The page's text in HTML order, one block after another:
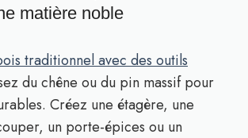
matière noble
traditionnel avec des outils
du chêne ou du pin massif pour
Créez une étagère, une
un porte-épices ou un